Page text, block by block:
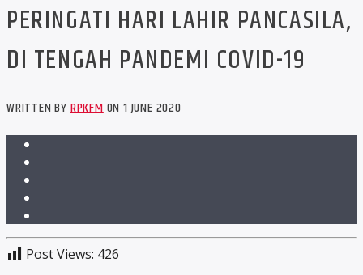
PERINGATI HARI LAHIR PANCASILA,
DI TENGAH PANDEMI COVID-19
WRITTEN BYRPKFMON 1 JUNE 2020
Post Views: 426